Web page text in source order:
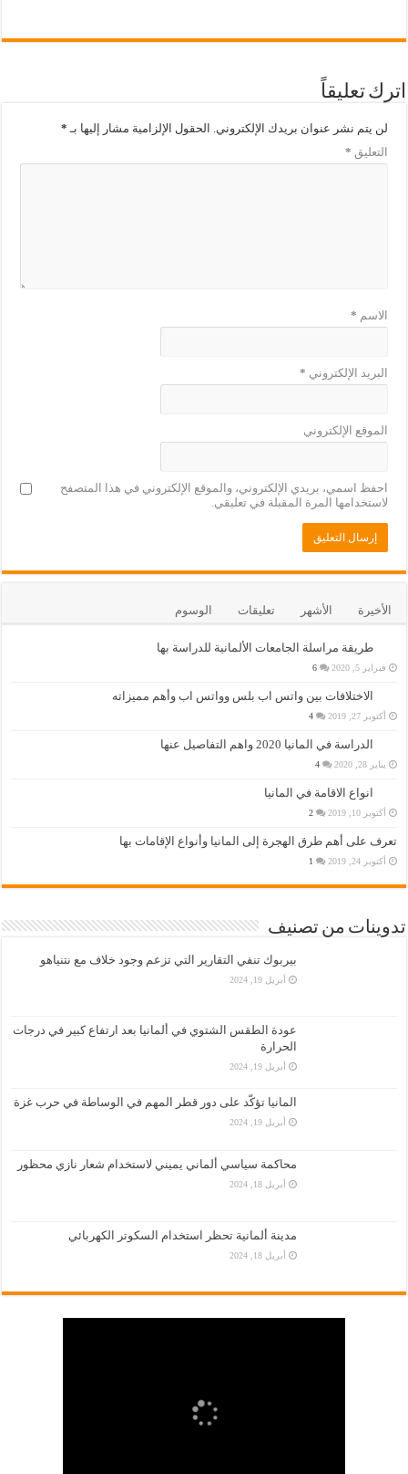
اترك تعليقاً
لن يتم نشر عنوان بريدك الإلكتروني. الحقول الإلزامية مشار إليها بـ *
التعليق *
الاسم *
البريد الإلكتروني *
الموقع الإلكتروني
احفظ اسمي، بريدي الإلكتروني، والموقع الإلكتروني في هذا المتصفح
لاستخدامها المرة المقبلة في تعليقي.
الأخيرة الأشهر تعليقات الوسوم
طريقة مراسلة الجامعات الألمانية للدراسة بها
فبراير 5, 2020 6
الاختلافات بين واتس اب بلس وواتس اب وأهم مميزاته
أكتوبر 27, 2019 4
الدراسة في المانيا 2020 واهم التفاصيل عنها
يناير 28, 2020 4
انواع الاقامة في المانيا
أكتوبر 10, 2019 2
تعرف على أهم طرق الهجرة إلى المانيا وأنواع الإقامات بها
أكتوبر 24, 2019 1
تدوينات من تصنيف
بيربوك تنفي التقارير التي تزعم وجود خلاف مع نتنياهو
أبريل 19, 2024
عودة الطقس الشتوي في ألمانيا بعد ارتفاع كبير في درجات
الحرارة
أبريل 19, 2024
المانيا تؤكّد على دور قطر المهم في الوساطة في حرب غزة
أبريل 19, 2024
محاكمة سياسي ألماني يميني لاستخدام شعار نازي محظور
أبريل 18, 2024
مدينة ألمانية تحظر استخدام السكوتر الكهربائي
أبريل 18, 2024